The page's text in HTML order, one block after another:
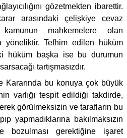
gözetmekten ibarettir.
arasındaki çelişkiye cevaz
kamunun mahkemelere olan
yöneliktir. Tefhim edilen hüküm
hüküm başka ise bu durumun
tartışmasızdır.
Kararında bu konuya çok büyük
varlığı tespit edildiği takdirde,
görülmeksizin ve tarafların bu
yapmadıklarına bakılmaksızın
bozulması gerektiğine işaret